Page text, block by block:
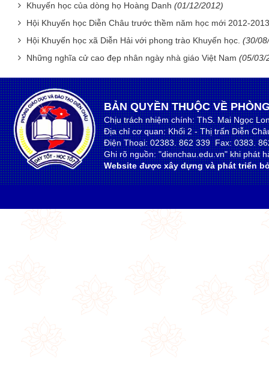
Khuyến học của dòng họ Hoàng Danh (01/12/2012)
Hội Khuyến học Diễn Châu trước thềm năm học mới 2012-2013
Hội Khuyến học xã Diễn Hải với phong trào Khuyến học. (30/
Những nghĩa cử cao đẹp nhân ngày nhà giáo Việt Nam (05/03/
BẢN QUYỀN THUỘC VỀ
Chịu trách nhiệm chính: ThS. Mai Ngọc
Địa chỉ cơ quan: Khối 2 - Thị trấn Diễn
Điện Thoại: 02383. 862 339 Fax: 0383.
Ghi rõ nguồn: "dienchau.edu.vn" khi phát
Website được xây dựng và phát triển